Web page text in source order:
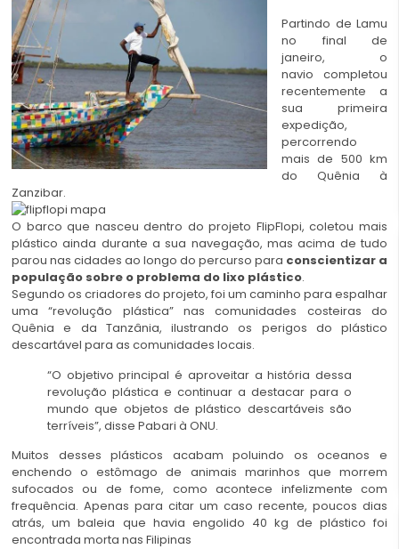
Partindo de Lamu
no final de
janeiro, o
navio completou
recentemente a
sua primeira
expedição,
percorrendo
mais de 500 km
do Quênia à
Zanzibar.
O barco que nasceu dentro do projeto FlipFlopi, coletou mais
plástico ainda durante a sua navegação, mas acima de tudo
parou nas cidades ao longo do percurso para conscientizar a
população sobre o problema do lixo plástico.
Segundo os criadores do projeto, foi um caminho para espalhar
uma “revolução plástica” nas comunidades costeiras do
Quênia e da Tanzânia, ilustrando os perigos do plástico
descartável para as comunidades locais.
“O objetivo principal é aproveitar a história dessa
revolução plástica e continuar a destacar para o
mundo que objetos de plástico descartáveis ​​são
terríveis”, disse Pabari à ONU.
Muitos desses plásticos acabam poluindo os oceanos e
enchendo o estômago de animais marinhos que morrem
sufocados ou de fome, como acontece infelizmente com
frequência. Apenas para citar um caso recente, poucos dias
atrás, um baleia que havia engolido 40 kg de plástico foi
encontrada morta nas Filipinas